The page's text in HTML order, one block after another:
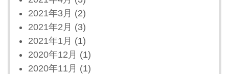
2021年3月 (2)
2021年2月 (3)
2021年1月 (1)
2020年12月 (1)
2020年11月 (1)